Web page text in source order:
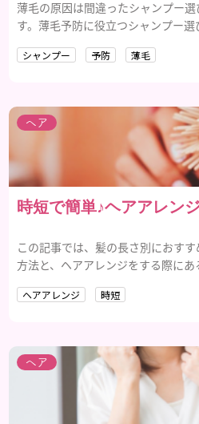
薄毛の原因は間違ったシャンプー
す。薄毛予防に役立つシャンプー
シャンプー 予防 薄毛
ヘア
時短で簡単♪ヘアアレンジ
この記事では、髪の長さ別におす
方法と、ヘアアレンジをする際に
ヘアアレンジ 時短
ヘア